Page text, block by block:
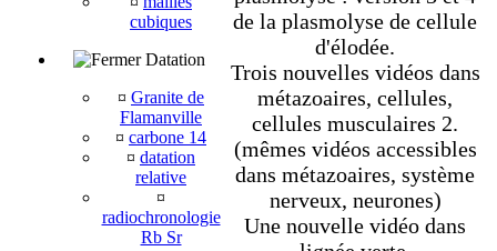
cubiques
Datation
¤ Granite de
Flamanville
¤ carbone 14
¤ datation
relative
¤
radiochronologie
Rb Sr
de la plasmolyse de cellule
d'élodée.
Trois nouvelles vidéos dans
métazoaires, cellules,
cellules musculaires 2.
(mêmes vidéos accessibles
dans métazoaires, système
nerveux, neurones)
Une nouvelle vidéo dans